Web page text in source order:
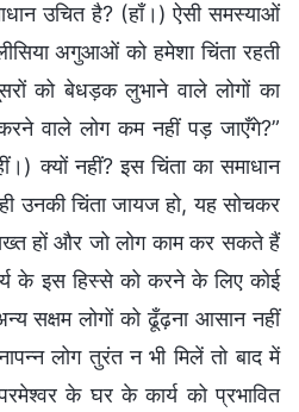
उचित है? (हाँ।) ऐसी समस्याओं
अगुआओं को हमेशा चिंता रहती
को बेधड़क लुभाने वाले लोगों का
वाले लोग कम नहीं पड़ जाएँगे?”
क्यों नहीं? इस चिंता का समाधान
उनकी चिंता जायज हो, यह सोचकर
हों और जो लोग काम कर सकते हैं
के इस हिस्से को करने के लिए कोई
सक्षम लोगों को ढूँढ़ना आसान नहीं
लोग तुरंत न भी मिलें तो बाद में
के घर के कार्य को प्रभावित